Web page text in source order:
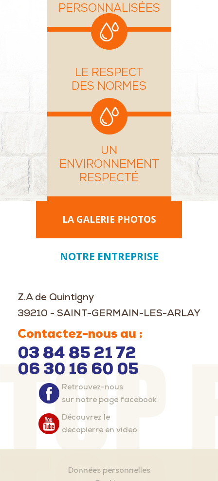
PERSONNALISÉES
LE RESPECT
DES NORMES
UN
ENVIRONNEMENT
RESPECTÉ
LA GALERIE PHOTOS
NOTRE ENTREPRISE
Z.A de Quintigny
39210 - SAINT-GERMAIN-LES-ARLAY
Contactez-nous au :
03 84 85 21 72
06 30 16 60 05
Retrouvez-nous
sur notre page facebook
Découvrez le
decopierre en video
Données personnelles